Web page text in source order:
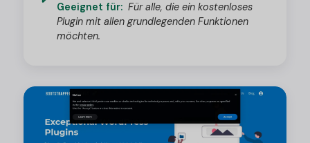
Geeignet für: Für alle, die ein kostenloses
Plugin mit allen grundlegenden Funktionen
möchten.